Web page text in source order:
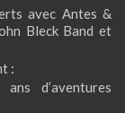
avec Antes &
Bleck Band et
:
d’aventures